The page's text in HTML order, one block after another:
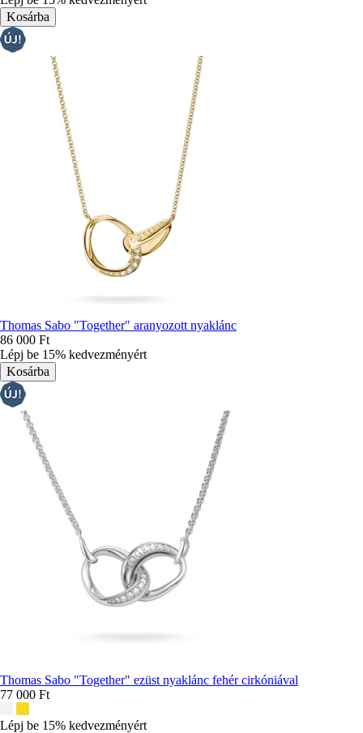
Thomas Sabo "Together" aranyozott nyaklánc
86 000 Ft
Lépj be 15% kedvezményért
Thomas Sabo "Together" ezüst nyaklánc fehér cirkóniával
77 000 Ft
színek:
Lépj be 15% kedvezményért